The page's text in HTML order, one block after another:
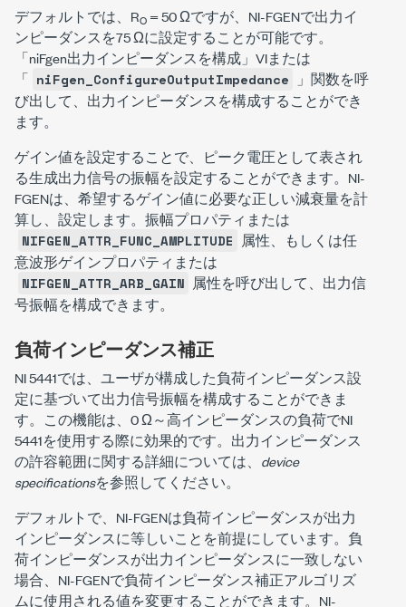
デフォルトでは、RO = 50 Ωですが、NI-FGENで出力イ
ンピーダンスを75 Ωに設定することが可能です。
「niFgen出力インピーダンスを構成」VIまたは
「 niFgen_ConfigureOutputImpedance
」関数を呼
び出して、出力インピーダンスを構成することができ
ます。
ゲイン値を設定することで、ピーク電圧として表され
る生成出力信号の振幅を設定することができます。NI-
FGENは、希望するゲイン値に必要な正しい減衰量を計
算し、設定します。振幅プロパティまたは
NIFGEN_ATTR_FUNC_AMPLITUDE 属性、もしくは任
意波形ゲインプロパティまたは
NIFGEN_ATTR_ARB_GAIN 属性を呼び出して、出力信
号振幅を構成できます。
負荷インピーダンス補正
NI 5441では、ユーザが構成した負荷インピーダンス設
定に基づいて出力信号振幅を構成することができま
す。この機能は、0 Ω～高インピーダンスの負荷でNI
5441を使用する際に効果的です。出力インピーダンス
の許容範囲に関する詳細については、 device
specificationsを参照してください。
デフォルトで、NI-FGENは負荷インピーダンスが出力
インピーダンスに等しいことを前提にしています。負
荷インピーダンスが出力インピーダンスに一致しない
場合、NI-FGENで負荷インピーダンス補正アルゴリズ
ムに使用される値を変更することができます。NI-